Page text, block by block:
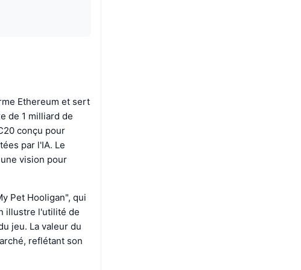
Ethereum et sert
de 1 milliard de
conçu pour
par l'IA. Le
vision pour
Pet Hooligan", qui
illustre l'utilité de
jeu. La valeur du
reflétant son